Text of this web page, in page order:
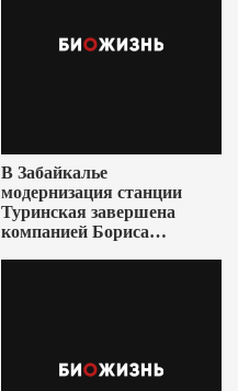
В Забайкалье
модернизация станции
Туринская завершена
компанией Бориса